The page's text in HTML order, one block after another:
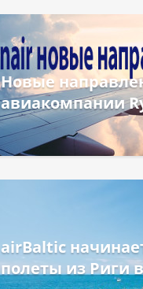
Новые
авиакомпании
airBaltic
полеты из Риги